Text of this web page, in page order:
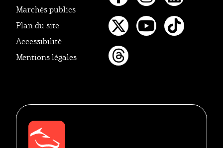
Marchés publics
Plan du site
Accessibilité
Mentions légales
Facebook
Twitter